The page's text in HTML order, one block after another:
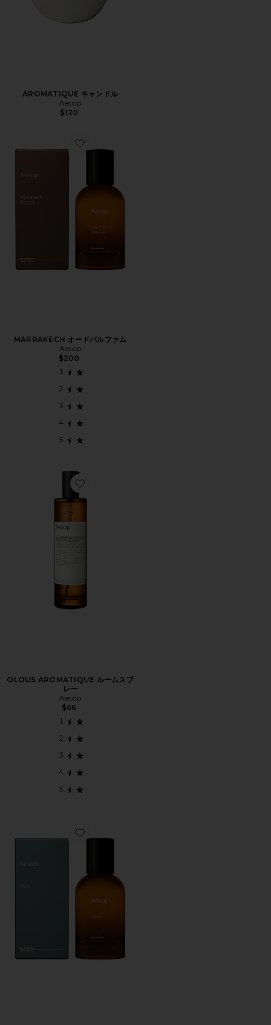
AROMATIQUE キャンドル
Aesop
$120
Favorite MARRAKECH オードパルファム
MARRAKECH オードパルファム
Aesop
$200
Favorite OLOUS AROMATIQUE ルームスプレー
OLOUS AROMATIQUE ルームスプ
レー
Aesop
$66
Favorite HWYL オードパルファム